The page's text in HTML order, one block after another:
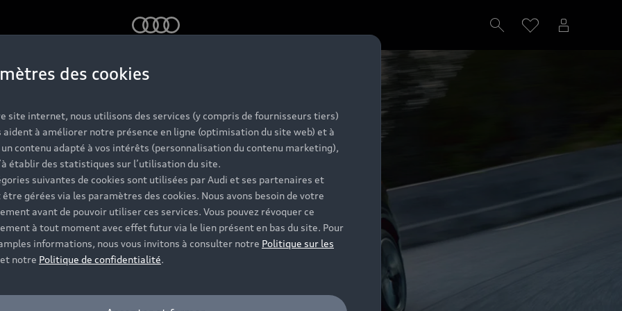
des cookies
site internet, nous utilisons des services (y compris de fournisseurs tiers)
aident à améliorer notre présence en ligne (optimisation du site web) et à
contenu adapté à vos intérêts (personnalisation du contenu marketing),
établir des statistiques sur l’utilisation du site.
suivantes de cookies sont utilisées par Audi et ses partenaires et
être gérées via les paramètres des cookies. Nous avons besoin de votre
avant de pouvoir utiliser ces services. Vous pouvez révoquer ce
à tout moment avec effet futur via le lien présent en bas du site. Pour
informations, nous vous invitons à consulter notre Politique sur les
et notre Politique de confidentialité.